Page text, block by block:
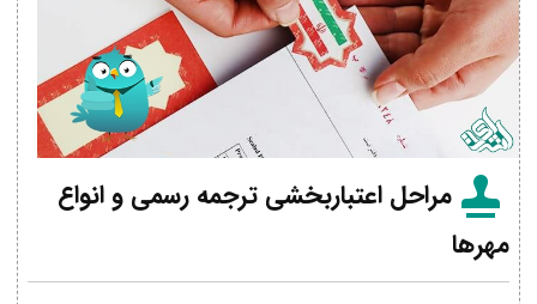
مراحل اعتباربخشی ترجمه رسمی و انواع
مهرها